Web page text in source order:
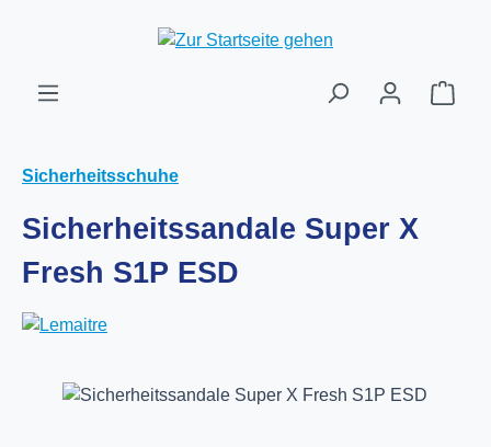
Zum Hauptinhalt springen
Sicherheitsschuhe
Sicherheitssandale Super X
Fresh S1P ESD
Bildergalerie überspringen